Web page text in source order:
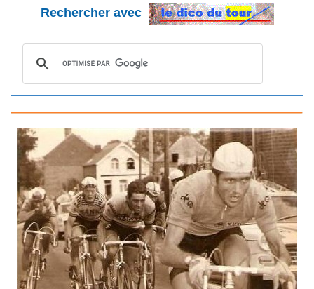
Rechercher avec